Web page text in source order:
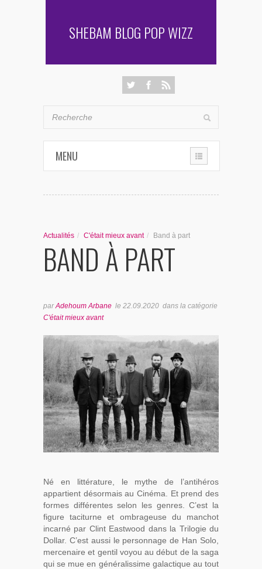
SHEBAM BLOG POP WIZZ
MENU
PENSÉES & AUTRES AVENTURES
Actualités / C'était mieux avant / Band à part
BAND À PART
parAdehoum Arbane le 22.09.2020 dans la catégorie
C'était mieux avant
Né en littérature, le mythe de l’antihéros
appartient désormais au Cinéma. Et prend des
formes différentes selon les genres. C’est la
figure taciturne et ombrageuse du manchot
incarné par Clint Eastwood dans la Trilogie du
Dollar. C’est aussi le personnage de Han Solo,
mercenaire et gentil voyou au début de la saga
qui se mue en généralissime galactique au tout